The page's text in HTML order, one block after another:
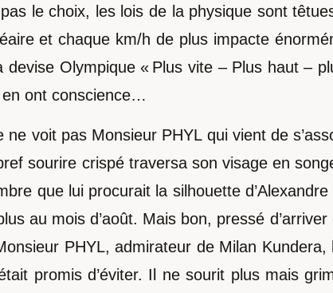
le choix, les lois de la physique sont
et chaque km/h de plus impacte
Olympique « Plus vite – Plus haut –
en ont conscience…
voit pas Monsieur PHYL qui vient de
sourire crispé traversa son visage en
que lui procurait la silhouette
au mois d’août. Mais bon, pressé
PHYL, admirateur de Milan
promis d’éviter. Il ne sourit plus mais